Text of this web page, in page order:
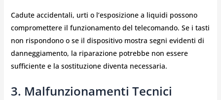
Cadute accidentali, urti o l’esposizione a liquidi possono
compromettere il funzionamento del telecomando. Se i tasti
non rispondono o se il dispositivo mostra segni evidenti di
danneggiamento, la riparazione potrebbe non essere
sufficiente e la sostituzione diventa necessaria.
3. Malfunzionamenti Tecnici